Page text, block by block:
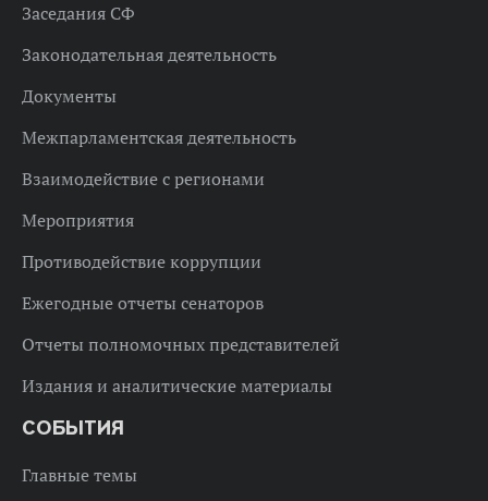
Заседания СФ
Законодательная деятельность
Документы
Межпарламентская деятельность
Взаимодействие с регионами
Мероприятия
Противодействие коррупции
Ежегодные отчеты сенаторов
Отчеты полномочных представителей
Издания и аналитические материалы
СОБЫТИЯ
Главные темы